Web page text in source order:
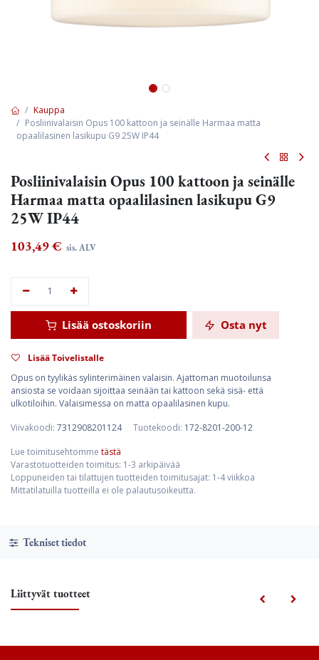
Kauppa
Posliinivalaisin Opus 100 kattoon ja seinälle Harmaa matta
opaalilasinen lasikupu G9 25W IP44
Posliinivalaisin Opus 100 kattoon ja seinälle
Harmaa matta opaalilasinen lasikupu G9
25W IP44
103,49€ sis. ALV
Lisää ostoskoriin Osta nyt
Lisää Toivelistalle
Opus on tyylikäs sylinterimäinen valaisin. Ajattoman muotoilunsa
ansiosta se voidaan sijoittaa seinään tai kattoon sekä sisä- että
ulkotiloihin. Valaisimessa on matta opaalilasinen kupu.
Viivakoodi: 7312908201124 Tuotekoodi: 172-8201-200-12
Lue toimitusehtomme tästä
Varastotuotteiden toimitus: 1-3 arkipäivää
Loppuneiden tai tilattujen tuotteiden toimitusajat: 1-4 viikkoa
Mittatilatuilla tuotteilla ei ole palautusoikeutta.
Tekniset tiedot
Liittyvät tuotteet